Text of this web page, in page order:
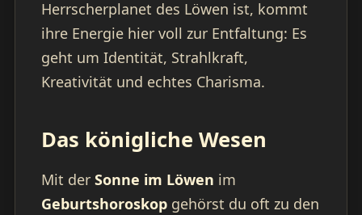
Herrscherplanet des Löwen ist, kommt
ihre Energie hier voll zur Entfaltung: Es
geht um Identität, Strahlkraft,
Kreativität und echtes Charisma.
Das königliche Wesen
Mit der Sonne im Löwen im
Geburtshoroskopgehörst du oft zu den